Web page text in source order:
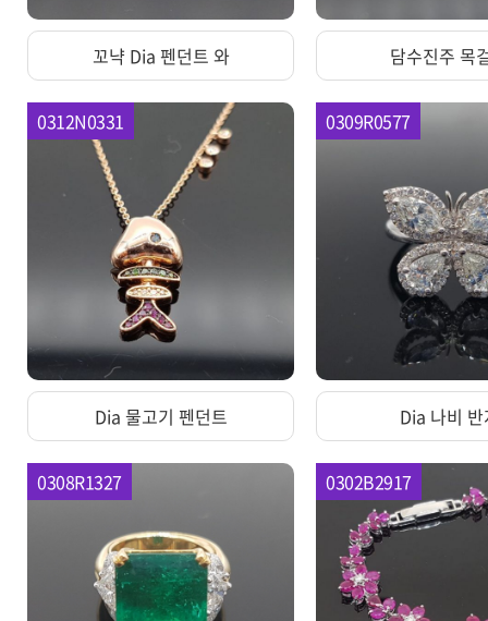
꼬냑 Dia 펜던트 와 담수진주 목
0312N0331
Dia 물고기 펜던트
0309R0577
Dia 나비 반
0308R1327 0302B2917